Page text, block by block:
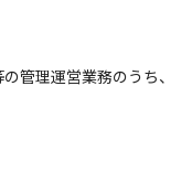
管理運営業務のうち、